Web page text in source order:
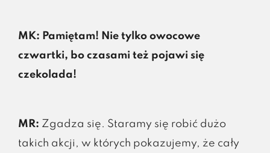
MK: Pamiętam! Nie tylko owocowe
czwartki, bo czasami też pojawi się
czekolada!
MR: Zgadza się. Staramy się robić dużo
takich akcji, w których pokazujemy, że cały